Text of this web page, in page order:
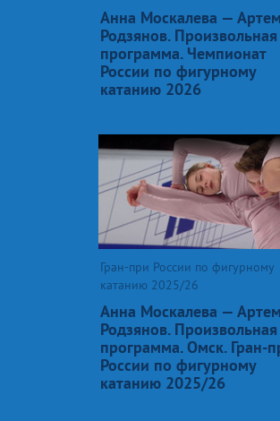
Анна Москалева — Артем
Родзянов. Произвольная
программа. Чемпионат
России по фигурному
катанию 2026
Гран-при России по фигурному
катанию 2025/26
Анна Москалева — Артем
Родзянов. Произвольная
программа. Омск. Гран-
России по фигурному
катанию 2025/26